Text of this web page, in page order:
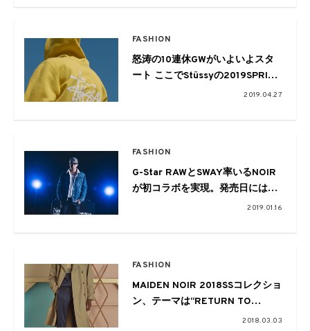
FASHION
怒涛の10連休GWがいよいよスタ
ート ここでStüssyの2019SPRING
2019.04.27
FASHION
G-Star RAWとSWAY率いるNOIR
が初コラボを実現。発売日には限
2019.01.16
FASHION
MAIDEN NOIR 2018SSコレクショ
ン、テーマは“RETURN TO
2018.03.03